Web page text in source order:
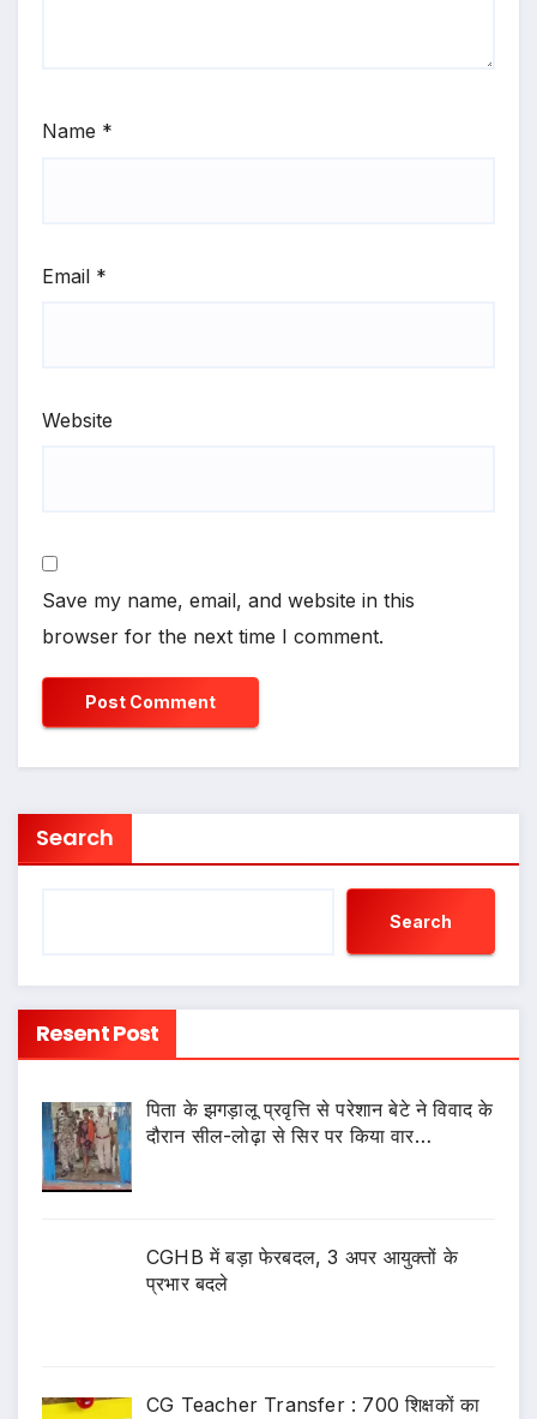
Name *
Email *
Website
Save my name, email, and website in this
browser for the next time I comment.
Search
Search
Resent Post
पिता के झगड़ालू प्रवृत्ति से परेशान बेटे ने विवाद के
दौरान सील-लोढ़ा से सिर पर किया वार…
CGHB में बड़ा फेरबदल, 3 अपर आयुक्तों के
प्रभार बदले
CG Teacher Transfer : 700 शिक्षकों का